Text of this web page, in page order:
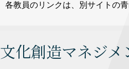
各教員のリンクは、別サイトの
文化創造マネジ